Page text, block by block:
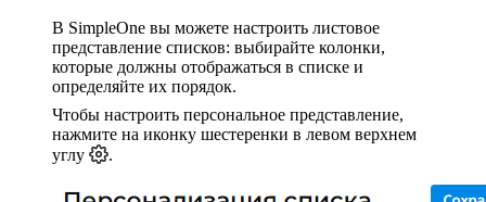
В SimpleOne вы можете настроить листовое
представление списков: выбирайте колонки,
которые должны отображаться в списке и
определяйте их порядок.
Чтобы настроить персональное представление,
нажмите на иконку шестеренки в левом верхнем
углу
.